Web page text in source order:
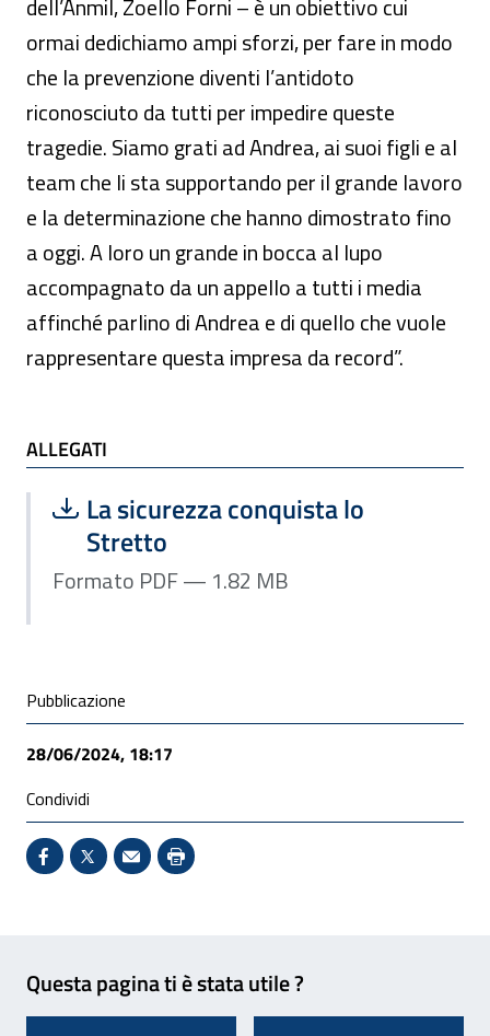
dell’Anmil, Zoello Forni – è un obiettivo cui
ormai dedichiamo ampi sforzi, per fare in modo
che la prevenzione diventi l’antidoto
riconosciuto da tutti per impedire queste
tragedie. Siamo grati ad Andrea, ai suoi figli e al
team che li sta supportando per il grande lavoro
e la determinazione che hanno dimostrato fino
a oggi. A loro un grande in bocca al lupo
accompagnato da un appello a tutti i media
affinché parlino di Andrea e di quello che vuole
rappresentare questa impresa da record”.
ALLEGATI
ALLEGATI
Scarica file:
La sicurezza conquista lo
Stretto
Formato PDF — Dimensione 1.82 MB
Formato PDF — 1.82 MB
Condivisione social
Pubblicazione
28/06/2024, 18:17
Condividi
Condividi su Facebook - Sito esterno - Apertura in
X - Sito esterno - Apertura in nuova finestra
Invio Mail: apre il programma di posta
Stampa pagina: scelta meno
Questa pagina ti è stata utile ?